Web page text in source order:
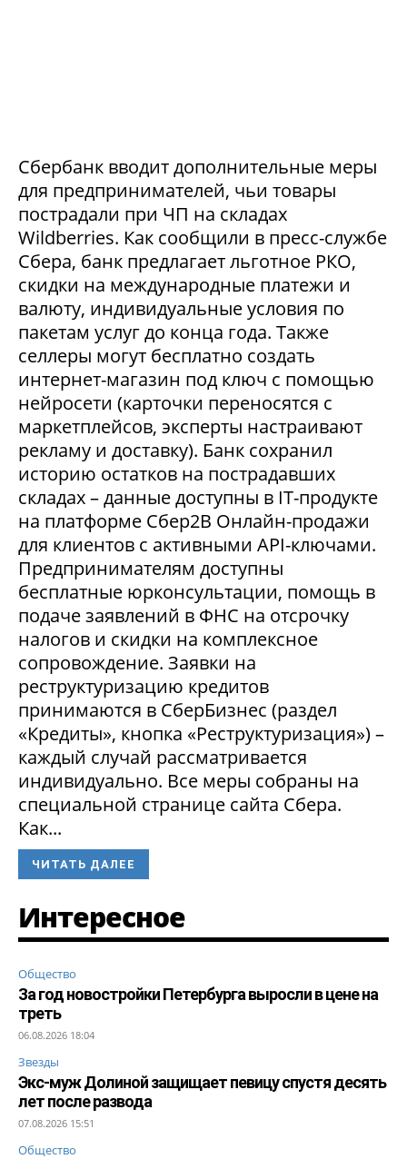
Сбербанк вводит дополнительные меры
для предпринимателей, чьи товары
пострадали при ЧП на складах
Wildberries. Как сообщили в пресс-службе
Сбера, банк предлагает льготное РКО,
скидки на международные платежи и
валюту, индивидуальные условия по
пакетам услуг до конца года. Также
селлеры могут бесплатно создать
интернет-магазин под ключ с помощью
нейросети (карточки переносятся с
маркетплейсов, эксперты настраивают
рекламу и доставку). Банк сохранил
историю остатков на пострадавших
складах – данные доступны в IT-продукте
на платформе Сбер2В Онлайн-продажи
для клиентов с активными API-ключами.
Предпринимателям доступны
бесплатные юрконсультации, помощь в
подаче заявлений в ФНС на отсрочку
налогов и скидки на комплексное
сопровождение. Заявки на
реструктуризацию кредитов
принимаются в СберБизнес (раздел
«Кредиты», кнопка «Реструктуризация») –
каждый случай рассматривается
индивидуально. Все меры собраны на
специальной странице сайта Сбера.
Как...
ЧИТАТЬ ДАЛЕЕ
Интересное
Общество
За год новостройки Петербурга выросли в цене на
треть
06.08.2026 18:04
Звезды
Экс-муж Долиной защищает певицу спустя десять
лет после развода
07.08.2026 15:51
Общество